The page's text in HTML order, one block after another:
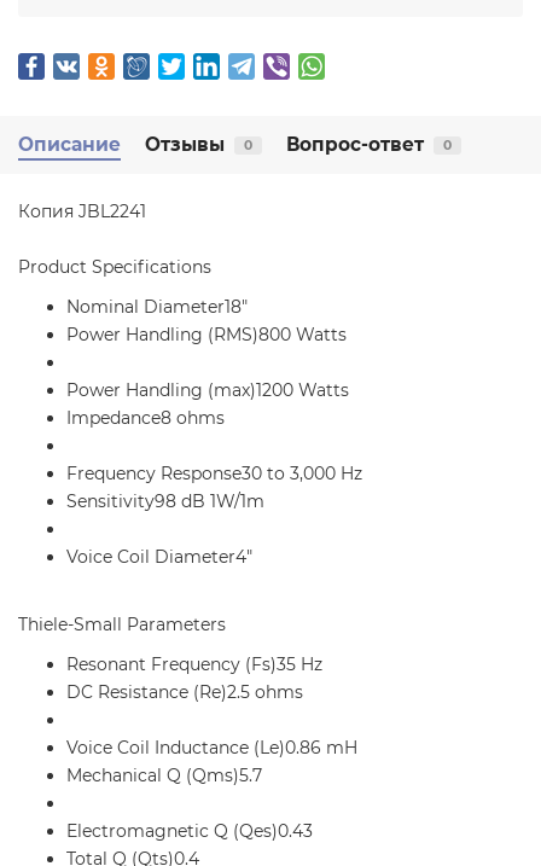
Описание Отзывы 0 Вопрос-ответ 0
Копия JBL2241
Product Specifications
Nominal Diameter18"
Power Handling (RMS)800 Watts
Power Handling (max)1200 Watts
Impedance8 ohms
Frequency Response30 to 3,000 Hz
Sensitivity98 dB 1W/1m
Voice Coil Diameter4"
Thiele-Small Parameters
Resonant Frequency (Fs)35 Hz
DC Resistance (Re)2.5 ohms
Voice Coil Inductance (Le)0.86 mH
Mechanical Q (Qms)5.7
Electromagnetic Q (Qes)0.43
Total Q (Qts)0.4